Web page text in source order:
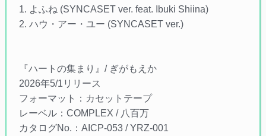
1. よふね (SYNCASET ver. feat. Ibuki Shiina)
2. ハウ・アー・ユー (SYNCASET ver.)
『ハートの集まり』/ ぎがもえか
2026年5/1リリース
フォーマット：カセットテープ
レーベル：COMPLEX / 八百万
カタログNo.：AICP-053 / YRZ-001